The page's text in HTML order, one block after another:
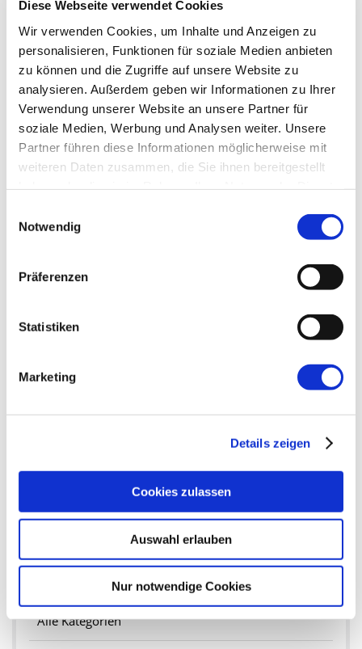
Diese Webseite verwendet Cookies
Wir verwenden Cookies, um Inhalte und Anzeigen zu
personalisieren, Funktionen für soziale Medien anbieten
zu können und die Zugriffe auf unsere Website zu
analysieren. Außerdem geben wir Informationen zu Ihrer
Verwendung unserer Website an unsere Partner für
soziale Medien, Werbung und Analysen weiter. Unsere
Partner führen diese Informationen möglicherweise mit
weiteren Daten zusammen, die Sie ihnen bereitgestellt
Notwendig
Präferenzen
Statistiken
Marketing
Details zeigen
Cookies zulassen
Auswahl erlauben
Nur notwendige Cookies
Weiterlesen …
23.04.2020 13:28
Firma Rinn besichtigt Holzwerkstatt
06.01.2020 13:24
Zum Jahresausklang fanden in den einzelnen Werkstätten
und dem Berufsbildungszentrum Weihnachtsfeiern mit
Alle Kategorien